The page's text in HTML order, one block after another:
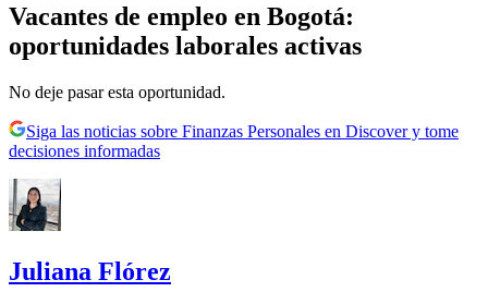
Vacantes de empleo en Bogotá:
oportunidades laborales activas
No deje pasar esta oportunidad.
Siga las noticias sobre Finanzas Personales en Discover y tome
decisiones informadas
Juliana Flórez